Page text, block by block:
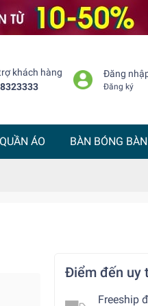
khách hàng
Đăng
Đăng ký
ÁO BÀN BÓNG BÀN
Điểm đến uy
Freeship